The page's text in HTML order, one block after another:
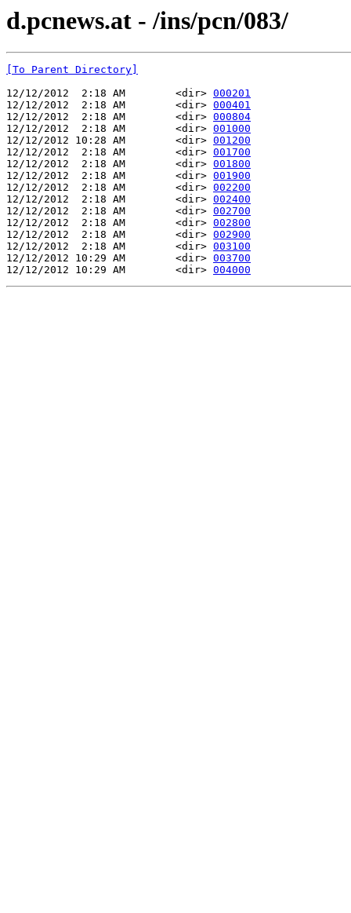
d.pcnews.at - /ins/pcn/083/
[To Parent Directory]
12/12/2012  2:18 AM        <dir> 000201
12/12/2012  2:18 AM        <dir> 000401
12/12/2012  2:18 AM        <dir> 000804
12/12/2012  2:18 AM        <dir> 001000
12/12/2012 10:28 AM        <dir> 001200
12/12/2012  2:18 AM        <dir> 001700
12/12/2012  2:18 AM        <dir> 001800
12/12/2012  2:18 AM        <dir> 001900
12/12/2012  2:18 AM        <dir> 002200
12/12/2012  2:18 AM        <dir> 002400
12/12/2012  2:18 AM        <dir> 002700
12/12/2012  2:18 AM        <dir> 002800
12/12/2012  2:18 AM        <dir> 002900
12/12/2012  2:18 AM        <dir> 003100
12/12/2012 10:29 AM        <dir> 003700
12/12/2012 10:29 AM        <dir> 004000